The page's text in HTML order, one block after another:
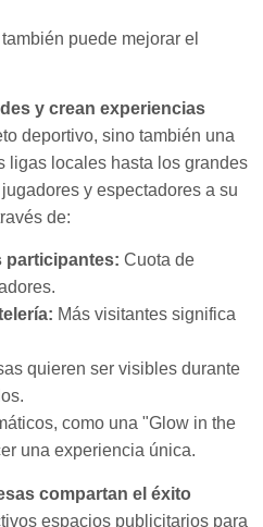
puede mejorar el
y crean experiencias
deportivo, sino también una
ligas locales hasta los grandes
y espectadores a su
de:
participantes: Cuota de
Más visitantes significa
quieren ser visibles durante
como una "Glow in the
una experiencia única.
compartan el éxito
espacios publicitarios para